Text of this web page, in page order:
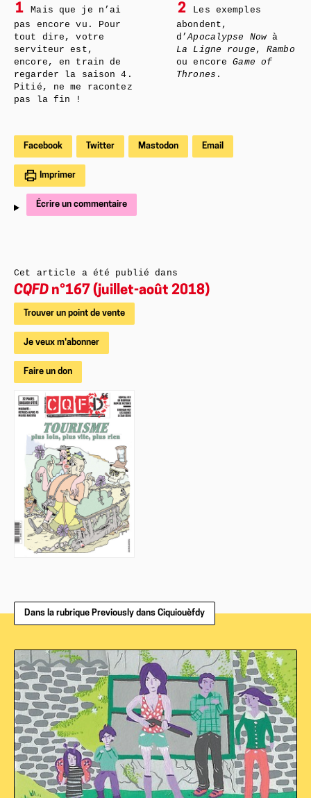
1
Mais que je n’ai
pas encore vu. Pour
tout dire, votre
serviteur est,
encore, en train de
regarder la saison 4.
Pitié, ne me racontez
pas la fin !
2
Les exemples
abondent,
d’Apocalypse Nowà
La Ligne rouge ,Rambo
ou encoreGame of
Thrones .
Facebook Twitter Mastodon Email
Imprimer
Écrire un commentaire
Cet article a été publié dans
CQFD n°167 (juillet-août 2018)
Trouver un point de vente
Je veux m'abonner
Faire un don
Dans la rubrique Previously dans Ciquiouèfdy